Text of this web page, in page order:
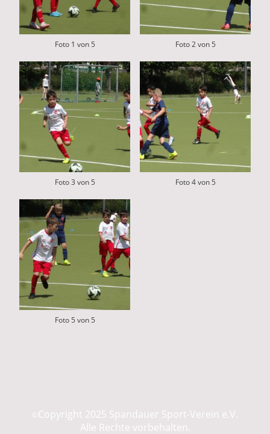
Foto 1 von 5 Foto 2 von 5
Foto 3 von 5 Foto 4 von 5
Foto 5 von 5
Copyright 2025 Spandauer Sport-Verein e.V.
Alle Rechte vorbehalten.